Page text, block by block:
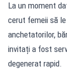
La un moment
cerut femeii să
anchetatorilor,
invitați a fost
degenerat rapid.